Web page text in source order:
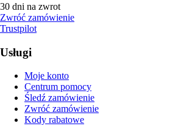
30 dni na zwrot
Zwróć zamówienie
Trustpilot
Usługi
Moje konto
Centrum pomocy
Śledź zamówienie
Zwróć zamówienie
Kody rabatowe